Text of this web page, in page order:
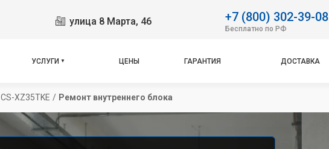
улица 8 Марта, 46 +7 (800) 302-39-08
Бесплатно по РФ
УСЛУГИ ЦЕНЫ ГАРАНТИЯ ДОСТАВКА
CS-XZ35TKE / Ремонт внутреннего блока